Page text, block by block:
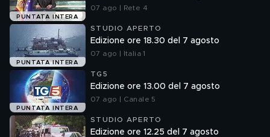
PUNTATA INTERA
07 ago | Rete 4
PUNTATA INTERA
STUDIO APERTO
Edizione ore 18.30 del 7 agosto
07 ago | Italia 1
PUNTATA INTERA
TG5
Edizione ore 13.00 del 7 agosto
07 ago | Canale 5
STUDIO APERTO
Edizione ore 12.25 del 7 agosto